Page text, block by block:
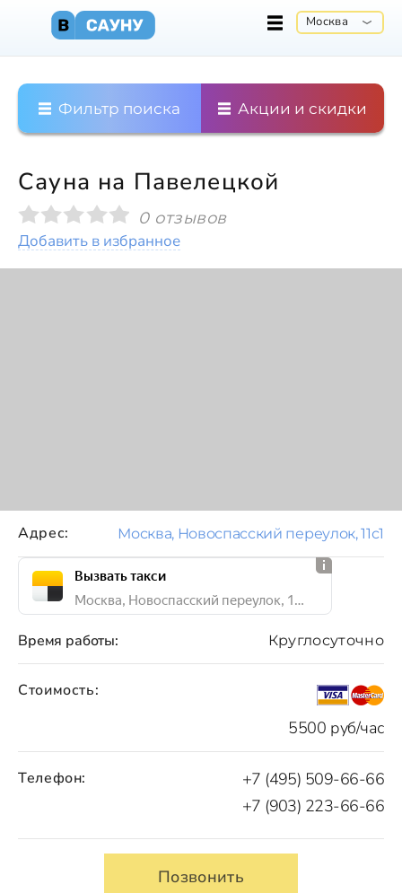
Москва
Фильтр поиска Акции и скидки
Сауна на Павелецкой
0 отзывов
Добавить в избранное
Стоимость:
5500 руб/час
Время работы: Круглосуточно
Телефон:
+7 (495) 509-66-66
+7 (903) 223-66-66
Позвонить
Адрес: Москва, Новоспасский переулок, 11с1
Вызвать такси
Москва, Новоспасский переулок, 11с1